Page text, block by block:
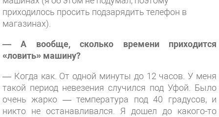
приходилось просить подзарядить телефон в
магазинах).
— А вообще, сколько времени приходится
«ловить» машину?
— Когда как. От одной минуты до 12 часов. У меня
такой период невезения случился под Уфой. Было
очень жарко — температура под 40 градусов, и
никто не останавливался. Я дошел до какого-то